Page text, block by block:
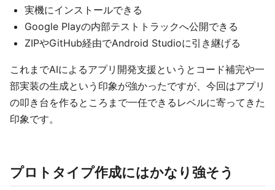
実機にインストールできる
Google Playの内部テストトラックへ公開できる
ZIPやGitHub経由でAndroid Studioに引き継げる
これまでAIによるアプリ開発支援というとコード補完や一
部実装の生成という印象が強かったですが、今回はアプリ
の叩き台を作るところまで一任できるレベルに寄ってきた
印象です。
プロトタイプ作成にはかなり強そう